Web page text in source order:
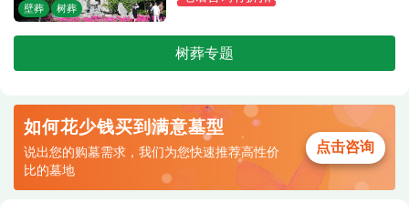
壁葬 树葬
树葬专题
如何花少钱买到满意墓型
说出您的购墓需求，我们为您快速推荐高性价
比的墓地
点击咨询